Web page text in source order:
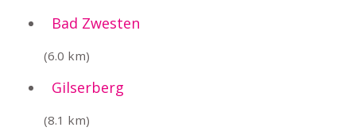
Bad Zwesten
(6.0 km)
Gilserberg
(8.1 km)